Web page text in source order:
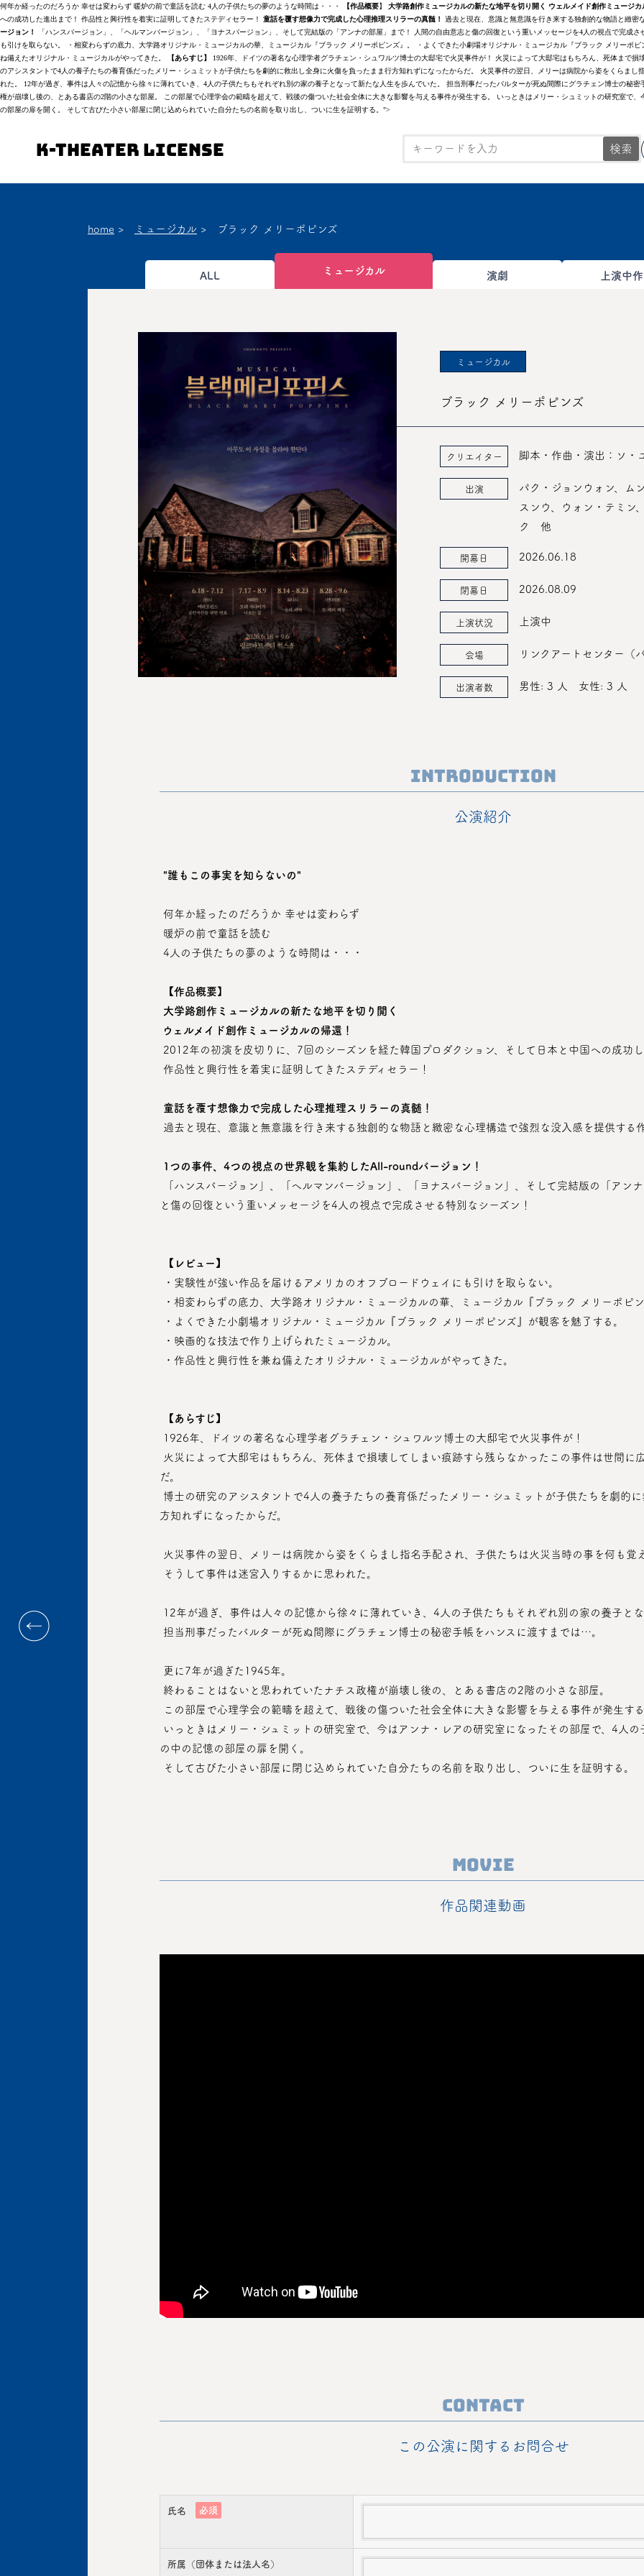
何年か経ったのだろうか 幸せは変わらず 暖炉の前で童話を読む 4人の子供たちの夢のような時間は・・・ 【作品概要】 大学路創作ミュージカルの新たな地平を切り開く ウェルメイド創作ミュージカ
への成功した進出まで！ 作品性と興行性を着実に証明してきたステディセラー！ 童話を覆す想像力で完成した心理推理スリラーの真髄！ 過去と現在、意識と無意識を行き来する独創的な物語と緻密
ージョン！
「ハンスバージョン」、「ヘルマンバージョン」、「ヨナスバージョン」、そして完結版の「アンナの部屋」まで！ 人間の自由意志と傷の回復という重いメッセージを4人の視点で完成さ
も引けを取らない。 ・相変わらずの底力、大学路オリジナル・ミュージカルの華、ミュージカル『ブラック メリーポピンズ』。 ・よくできた小劇場オリジナル・ミュージカル『ブラック メリーポ
ね備えたオリジナル・ミュージカルがやってきた。
【あらすじ】
1926年、ドイツの著名な心理学者グラチェン・シュワルツ博士の大邸宅で火災事件が！ 火災によって大邸宅はもちろん、死体まで
のアシスタントで4人の養子たちの養育係だったメリー・シュミットが子供たちを劇的に救出し全身に火傷を負ったまま行方知れずになったからだ。 火災事件の翌日、メリーは病院から姿をくらま
れた。 12年が過ぎ、事件は人々の記憶から徐々に薄れていき、4人の子供たちもそれぞれ別の家の養子となって新たな人生を歩んでいた。 担当刑事だったバルターが死ぬ間際にグラチェン博士の秘
権が崩壊し後の、とある書店の2階の小さな部屋。 この部屋で心理学会の範疇を超えて、戦後の傷ついた社会全体に大きな影響を与える事件が発生する。 いっときはメリー・シュミットの研究室で
の部屋の扉を開く。 そして古びた小さい部屋に閉じ込められていた自分たちの名前を取り出し、ついに生を証明する。">
K-Theater License 検索
home > ミュージカル > ブラック メリーポピンズ
ALL ミュージカル 演劇 上演中
ミュージカル
ブラック メリーポピンズ
クリエイター 脚本・作曲・演出：ソ・
出演
パク・ジョンウォン、ム
スンウ、ウォン・テミン
ク 他
開幕日 2026.06.18
閉幕日 2026.08.09
上演状況 上演中
会場 リンクアートセンター（
出演者数 男性: 3 人 女性: 3 人
Introduction
公演紹介
"誰もこの事実を知らないの"
何年か経ったのだろうか 幸せは変わらず
暖炉の前で童話を読む
4人の子供たちの夢のような時間は・・・
【作品概要 】
大学路創作ミュージカルの新たな地平を切り開く
ウェルメイド創作ミュージカルの帰還！
2012年の初演を皮切りに、7回のシーズンを経た韓国プロダクション、そして日本と中国への成功
作品性と興行性を着実に証明してきたステディセラー！
童話を覆す想像力で完成した心理推理スリラーの真髄！
過去と現在、意識と無意識を行き来する独創的な物語と緻密な心理構造で強烈な没入感を提供する
1つの事件、4つの視点の世界観を集約したAll-roundバージョン！
と傷の回復という重いメッセージを4人の視点で完成させる特別なシーズン！
【レビュー】
・実験性が強い作品を届けるアメリカのオフブロードウェイにも引けを取らない。
・相変わらずの底力、大学路オリジナル・ミュージカルの華、ミュージカル『ブラック メリーポピン
・よくできた小劇場オリジナル・ミュージカル『ブラック メリーポピンズ』が観客を魅了する。
・映画的な技法で作り上げられたミュージカル。
・作品性と興行性を兼ね備えたオリジナル・ミュージカルがやってきた。
【あらすじ】
1926年、ドイツの著名な心理学者グラチェン・シュワルツ博士の大邸宅で火災事件が！
だ。
方知れずになったからだ。
火災事件の翌日、メリーは病院から姿をくらまし指名手配され、子供たちは火災当時の事を何も覚
そうして事件は迷宮入りするかに思われた。
12年が過ぎ、事件は人々の記憶から徐々に薄れていき、4人の子供たちもそれぞれ別の家の養子とな
担当刑事だったバルターが死ぬ間際にグラチェン博士の秘密手帳をハンスに渡すまでは…。
更に7年が過ぎた1945年。
終わることはないと思われていたナチス政権が崩壊し後の、とある書店の2階の小さな部屋。
この部屋で心理学会の範疇を超えて、戦後の傷ついた社会全体に大きな影響を与える事件が発生する
の中の記憶の部屋の扉を開く。
そして古びた小さい部屋に閉じ込められていた自分たちの名前を取り出し、ついに生を証明する。
Movie
作品関連動画
Contact
この公演に関するお問合せ
氏名 必須
所属（団体または法人名）